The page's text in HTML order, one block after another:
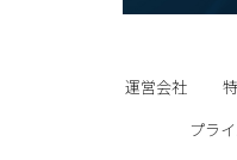
運営会社
プラ